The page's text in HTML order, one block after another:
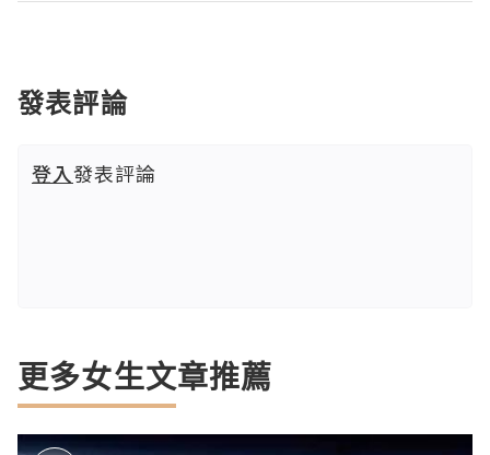
發表評論
登入發表評論
更多女生文章推薦